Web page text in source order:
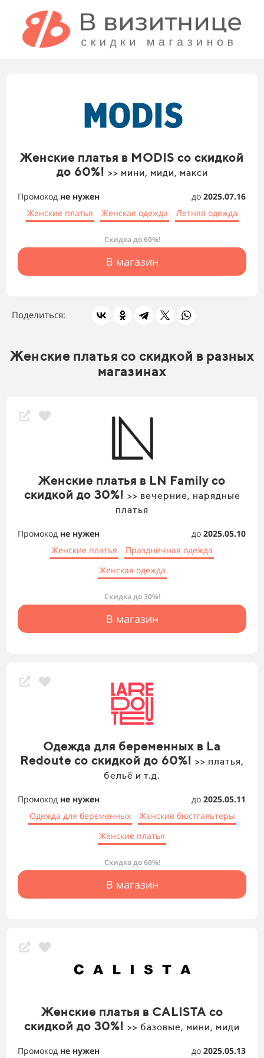
Женские платья в MODIS со скидкой
до 60%! >> мини, миди, макси
Промокод не нужен до 2025.07.16
Женские платья
Женская одежда Летняя одежда
Скидка до 60%!
В магазин
Поделиться:
Женские платья со скидкой в разных
магазинах
Женские платья в LN Family со
скидкой до 30%! >> вечерние, нарядные
платья
Промокод не нужен до 2025.05.10
Женские платья
Праздничная одежда
Женская одежда
Скидка до 30%!
В магазин
Одежда для беременных в La
Redoute со скидкой до 60%! >> платья,
бельё и т.д.
Промокод не нужен до 2025.05.11
Одежда для беременных
Женские бюстгальтеры
Женские платья
Скидка до 60%!
В магазин
Женские платья в CALISTA со
скидкой до 30%! >> базовые, мини, миди
Промокод не нужен до 2025.05.13